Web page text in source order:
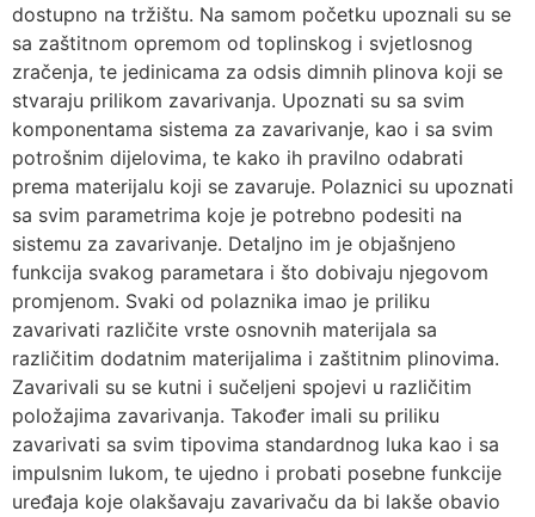
dostupno na tržištu. Na samom početku upoznali su se
sa zaštitnom opremom od toplinskog i svjetlosnog
zračenja, te jedinicama za odsis dimnih plinova koji se
stvaraju prilikom zavarivanja. Upoznati su sa svim
komponentama sistema za zavarivanje, kao i sa svim
potrošnim dijelovima, te kako ih pravilno odabrati
prema materijalu koji se zavaruje. Polaznici su upoznati
sa svim parametrima koje je potrebno podesiti na
sistemu za zavarivanje. Detaljno im je objašnjeno
funkcija svakog parametara i što dobivaju njegovom
promjenom. Svaki od polaznika imao je priliku
zavarivati različite vrste osnovnih materijala sa
različitim dodatnim materijalima i zaštitnim plinovima.
Zavarivali su se kutni i sučeljeni spojevi u različitim
položajima zavarivanja. Također imali su priliku
zavarivati sa svim tipovima standardnog luka kao i sa
impulsnim lukom, te ujedno i probati posebne funkcije
uređaja koje olakšavaju zavarivaču da bi lakše obavio